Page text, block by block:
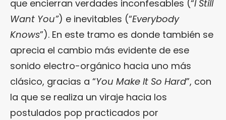
que encierran verdades inconfesables (“I Still
Want You”) e inevitables (“Everybody
Knows”). En este tramo es donde también se
aprecia el cambio más evidente de ese
sonido electro-orgánico hacia uno más
clásico, gracias a “You Make It So Hard”, con
la que se realiza un viraje hacia los
postulados pop practicados por